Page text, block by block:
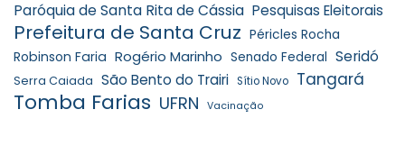
Paróquia de Santa Rita de Cássia Pesquisas Eleitorais
Prefeitura de Santa Cruz Péricles Rocha
Robinson Faria Rogério Marinho Senado Federal Seridó
Serra Caiada São Bento do Trairi Sítio Novo Tangará
Tomba Farias UFRN Vacinação